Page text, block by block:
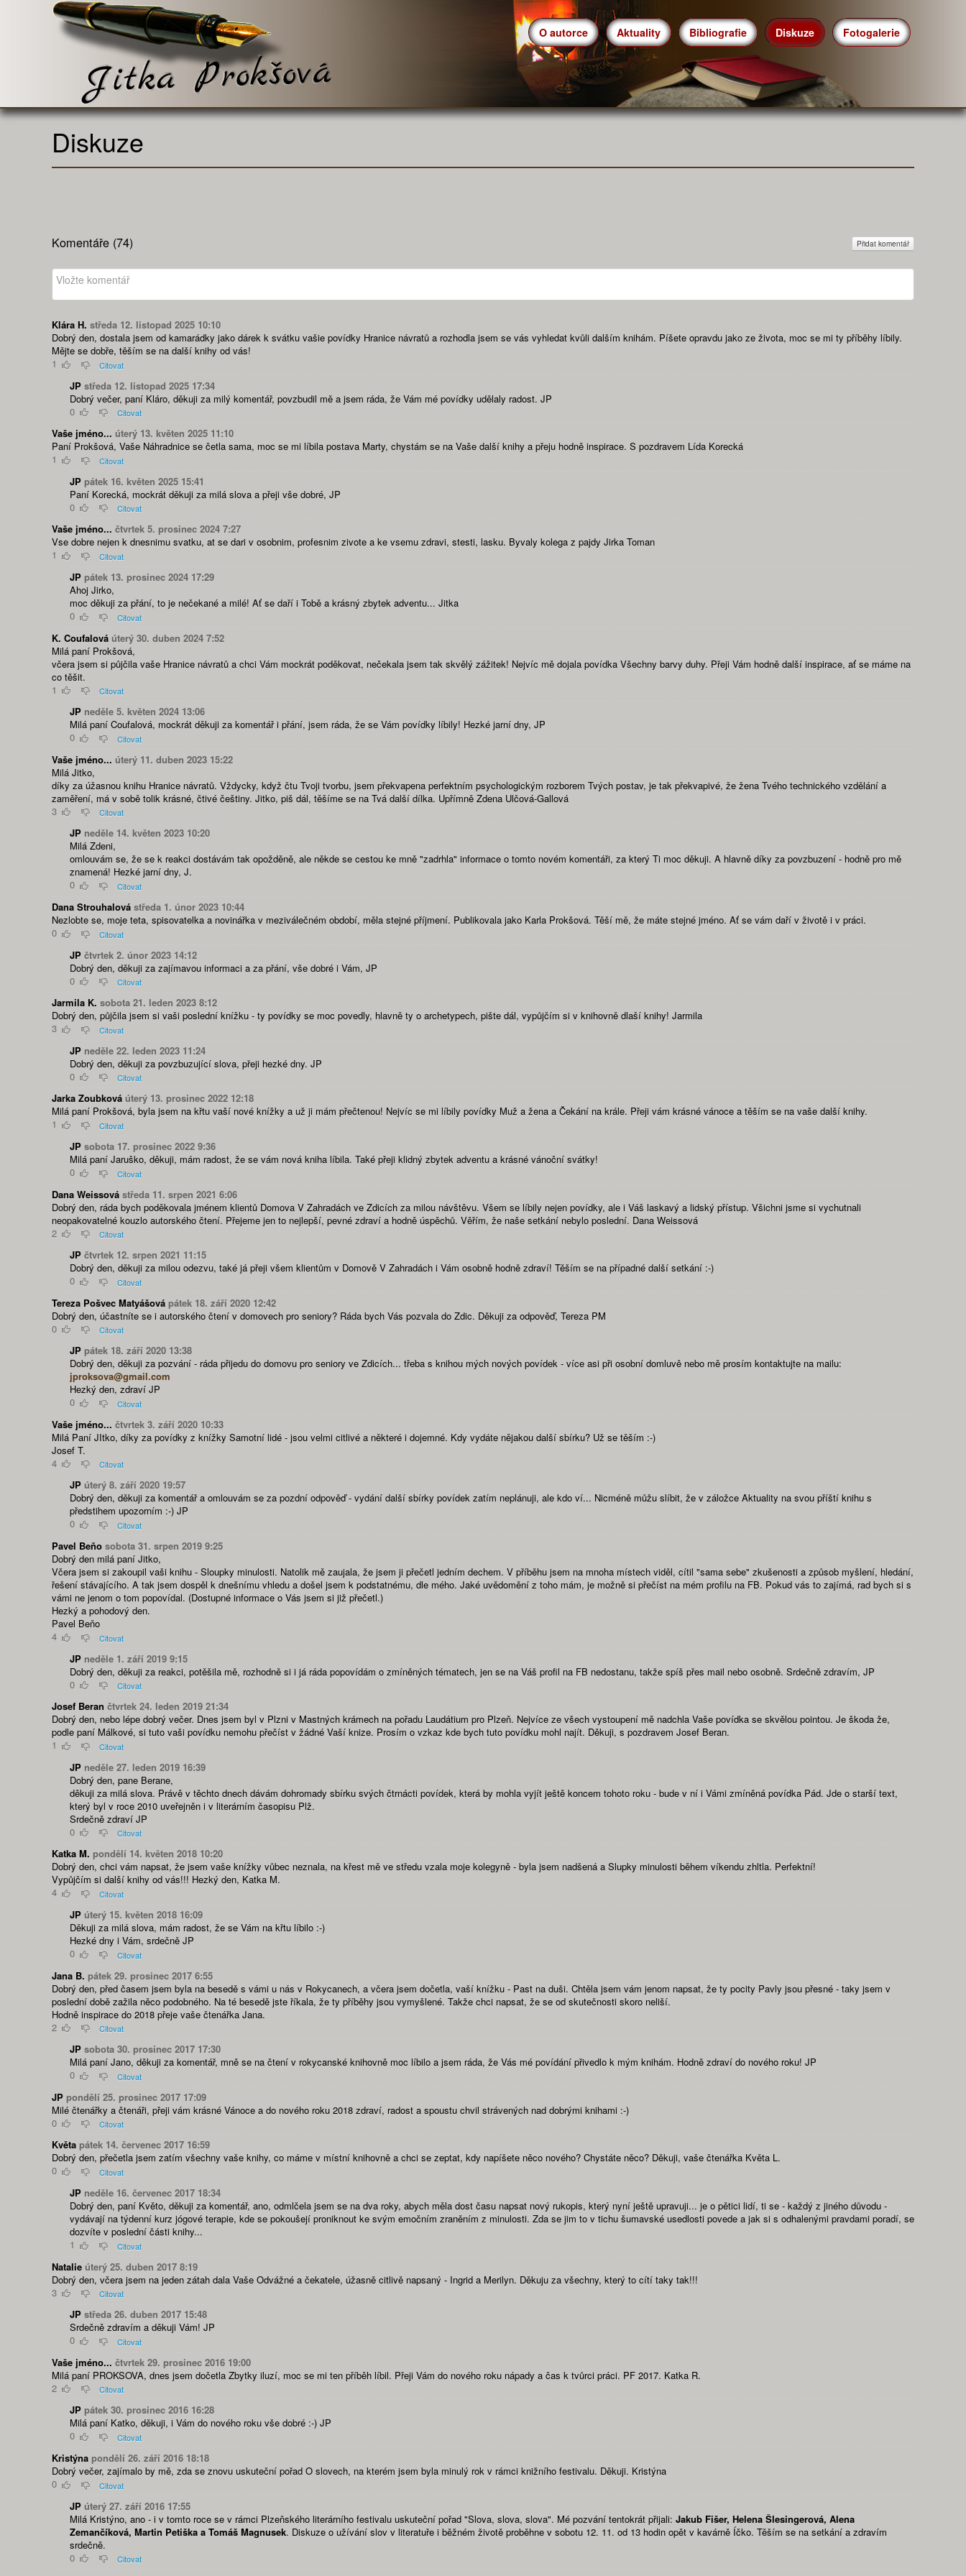
O autorce Aktuality Bibliografie Diskuze Fotogalerie
Diskuze
Komentáře (74) Přidat komentář
Klára H. středa 12. listopad 2025 10:10
Dobrý den, dostala jsem od kamarádky jako dárek k svátku vašie povídky Hranice návratů a rozhodla jsem se vás vyhledat kvůli dalším knihám. Píšete opravdu jako ze života, moc se mi ty příběhy líbily.
Mějte se dobře, těším se na další knihy od vás!
1
Citovat
JP středa 12. listopad 2025 17:34
Dobrý večer, paní Kláro, děkuji za milý komentář, povzbudil mě a jsem ráda, že Vám mé povídky udělaly radost. JP
0
Citovat
Vaše jméno... úterý 13. květen 2025 11:10
Paní Prokšová, Vaše Náhradnice se četla sama, moc se mi líbila postava Marty, chystám se na Vaše další knihy a přeju hodně inspirace. S pozdravem Lída Korecká
1
Citovat
JP pátek 16. květen 2025 15:41
Paní Korecká, mockrát děkuji za milá slova a přeji vše dobré, JP
0
Citovat
Vaše jméno... čtvrtek 5. prosinec 2024 7:27
Vse dobre nejen k dnesnimu svatku, at se dari v osobnim, profesnim zivote a ke vsemu zdravi, stesti, lasku. Byvaly kolega z pajdy Jirka Toman
1
Citovat
JP pátek 13. prosinec 2024 17:29
Ahoj Jirko,
moc děkuji za přání, to je nečekané a milé! Ať se daří i Tobě a krásný zbytek adventu... Jitka
0
Citovat
K. Coufalová úterý 30. duben 2024 7:52
Milá paní Prokšová,
včera jsem si půjčila vaše Hranice návratů a chci Vám mockrát poděkovat, nečekala jsem tak skvělý zážitek! Nejvíc mě dojala povídka Všechny barvy duhy. Přeji Vám hodně další inspirace, ať se máme na
co těšit.
1
Citovat
JP neděle 5. květen 2024 13:06
Milá paní Coufalová, mockrát děkuji za komentář i přání, jsem ráda, že se Vám povídky líbily! Hezké jarní dny, JP
0
Citovat
Vaše jméno... úterý 11. duben 2023 15:22
Milá Jitko,
díky za úžasnou knihu Hranice návratů. Vždycky, když čtu Tvoji tvorbu, jsem překvapena perfektním psychologickým rozborem Tvých postav, je tak překvapivé, že žena Tvého technického vzdělání a
zaměření, má v sobě tolik krásné, čtivé češtiny. Jitko, piš dál, těšíme se na Tvá další dílka. Upřímně Zdena Ulčová-Gallová
3
Citovat
JP neděle 14. květen 2023 10:20
Milá Zdeni,
omlouvám se, že se k reakci dostávám tak opožděně, ale někde se cestou ke mně "zadrhla" informace o tomto novém komentáři, za který Ti moc děkuji. A hlavně díky za povzbuzení - hodně pro mě
znamená! Hezké jarní dny, J.
0
Citovat
Dana Strouhalová středa 1. únor 2023 10:44
Nezlobte se, moje teta, spisovatelka a novinářka v meziválečném období, měla stejné příjmení. Publikovala jako Karla Prokšová. Těší mě, že máte stejné jméno. Ať se vám daří v životě i v práci.
0
Citovat
JP čtvrtek 2. únor 2023 14:12
Dobrý den, děkuji za zajímavou informaci a za přání, vše dobré i Vám, JP
0
Citovat
Jarmila K. sobota 21. leden 2023 8:12
Dobrý den, půjčila jsem si vaši poslední knížku - ty povídky se moc povedly, hlavně ty o archetypech, pište dál, vypůjčím si v knihovně dlaší knihy! Jarmila
3
Citovat
JP neděle 22. leden 2023 11:24
Dobrý den, děkuji za povzbuzující slova, přeji hezké dny. JP
0
Citovat
Jarka Zoubková úterý 13. prosinec 2022 12:18
Milá paní Prokšová, byla jsem na křtu vaší nové knížky a už ji mám přečtenou! Nejvíc se mi líbily povídky Muž a žena a Čekání na krále. Přeji vám krásné vánoce a těším se na vaše další knihy.
1
Citovat
JP sobota 17. prosinec 2022 9:36
Milá paní Jaruško, děkuji, mám radost, že se vám nová kniha líbila. Také přeji klidný zbytek adventu a krásné vánoční svátky!
0
Citovat
Dana Weissová středa 11. srpen 2021 6:06
Dobrý den, ráda bych poděkovala jménem klientů Domova V Zahradách ve Zdicích za milou návštěvu. Všem se líbily nejen povídky, ale i Váš laskavý a lidský přístup. Všichni jsme si vychutnali
neopakovatelné kouzlo autorského čtení. Přejeme jen to nejlepší, pevné zdraví a hodně úspěchů. Věřím, že naše setkání nebylo poslední. Dana Weissová
2
Citovat
JP čtvrtek 12. srpen 2021 11:15
Dobrý den, děkuji za milou odezvu, také já přeji všem klientům v Domově V Zahradách i Vám osobně hodně zdraví! Těším se na případné další setkání :-)
0
Citovat
Tereza Pošvec Matyášová pátek 18. září 2020 12:42
Dobrý den, účastníte se i autorského čtení v domovech pro seniory? Ráda bych Vás pozvala do Zdic. Děkuji za odpověď, Tereza PM
0
Citovat
JP pátek 18. září 2020 13:38
Dobrý den, děkuji za pozvání - ráda přijedu do domovu pro seniory ve Zdicích... třeba s knihou mých nových povídek - více asi při osobní domluvě nebo mě prosím kontaktujte na mailu:
jproksova@gmail.com
Hezký den, zdraví JP
0
Citovat
Vaše jméno... čtvrtek 3. září 2020 10:33
Milá Paní JItko, díky za povídky z knížky Samotní lidé - jsou velmi citlivé a některé i dojemné. Kdy vydáte nějakou další sbírku? Už se těším :-)
Josef T.
4
Citovat
JP úterý 8. září 2020 19:57
Dobrý den, děkuji za komentář a omlouvám se za pozdní odpověď - vydání další sbírky povídek zatím neplánuji, ale kdo ví... Nicméně můžu slíbit, že v záložce Aktuality na svou příští knihu s
předstihem upozorním :-) JP
0
Citovat
Pavel Beňo sobota 31. srpen 2019 9:25
Dobrý den milá paní Jitko,
Včera jsem si zakoupil vaši knihu - Sloupky minulosti. Natolik mě zaujala, že jsem ji přečetl jedním dechem. V příběhu jsem na mnoha místech viděl, cítil "sama sebe" zkušenosti a způsob myšlení, hledání,
řešení stávajícího. A tak jsem dospěl k dnešnímu vhledu a došel jsem k podstatnému, dle mého. Jaké uvědomění z toho mám, je možně si přečíst na mém profilu na FB. Pokud vás to zajímá, rad bych si s
vámi ne jenom o tom popovídal. (Dostupné informace o Vás jsem si již přečetl.)
Hezký a pohodový den.
Pavel Beňo
4
Citovat
JP neděle 1. září 2019 9:15
Dobrý den, děkuji za reakci, potěšila mě, rozhodně si i já ráda popovídám o zmíněných tématech, jen se na Váš profil na FB nedostanu, takže spíš přes mail nebo osobně. Srdečně zdravím, JP
0
Citovat
Josef Beran čtvrtek 24. leden 2019 21:34
Dobrý den, nebo lépe dobrý večer. Dnes jsem byl v Plzni v Mastných krámech na pořadu Laudátium pro Plzeň. Nejvíce ze všech vystoupení mě nadchla Vaše povídka se skvělou pointou. Je škoda že,
podle paní Málkové, si tuto vaši povídku nemohu přečíst v žádné Vaší knize. Prosím o vzkaz kde bych tuto povídku mohl najít. Děkuji, s pozdravem Josef Beran.
1
Citovat
JP neděle 27. leden 2019 16:39
Dobrý den, pane Berane,
děkuji za milá slova. Právě v těchto dnech dávám dohromady sbírku svých čtrnácti povídek, která by mohla vyjít ještě koncem tohoto roku - bude v ní i Vámi zmíněná povídka Pád. Jde o starší text,
který byl v roce 2010 uveřejněn i v literárním časopisu Plž.
Srdečně zdraví JP
0
Citovat
Katka M. pondělí 14. květen 2018 10:20
Dobrý den, chci vám napsat, že jsem vaše knížky vůbec neznala, na křest mě ve středu vzala moje kolegyně - byla jsem nadšená a Slupky minulosti během víkendu zhltla. Perfektní!
Vypůjčím si další knihy od vás!!! Hezký den, Katka M.
4
Citovat
JP úterý 15. květen 2018 16:09
Děkuji za milá slova, mám radost, že se Vám na křtu líbilo :-)
Hezké dny i Vám, srdečně JP
0
Citovat
Jana B. pátek 29. prosinec 2017 6:55
Dobrý den, před časem jsem byla na besedě s vámi u nás v Rokycanech, a včera jsem dočetla, vaší knížku - Past na duši. Chtěla jsem vám jenom napsat, že ty pocity Pavly jsou přesné - taky jsem v
poslední době zažila něco podobného. Na té besedě jste říkala, že ty příběhy jsou vymyšlené. Takže chci napsat, že se od skutečnosti skoro neliší.
Hodně inspirace do 2018 přeje vaše čtenářka Jana.
2
Citovat
JP sobota 30. prosinec 2017 17:30
Milá paní Jano, děkuji za komentář, mně se na čtení v rokycanské knihovně moc líbilo a jsem ráda, že Vás mé povídání přivedlo k mým knihám. Hodně zdraví do nového roku! JP
0
Citovat
JP pondělí 25. prosinec 2017 17:09
Milé čtenářky a čtenáři, přeji vám krásné Vánoce a do nového roku 2018 zdraví, radost a spoustu chvil strávených nad dobrými knihami :-)
0
Citovat
Květa pátek 14. červenec 2017 16:59
Dobrý den, přečetla jsem zatím všechny vaše knihy, co máme v místní knihovně a chci se zeptat, kdy napíšete něco nového? Chystáte něco? Děkuji, vaše čtenářka Květa L.
0
Citovat
JP neděle 16. červenec 2017 18:34
Dobrý den, paní Květo, děkuji za komentář, ano, odmlčela jsem se na dva roky, abych měla dost času napsat nový rukopis, který nyní ještě upravuji... je o pětici lidí, ti se - každý z jiného důvodu -
vydávají na týdenní kurz jógové terapie, kde se pokoušejí proniknout ke svým emočním zraněním z minulosti. Zda se jim to v tichu šumavské usedlosti povede a jak si s odhalenými pravdami poradí, se
dozvíte v poslední části knihy...
1
Citovat
Natalie úterý 25. duben 2017 8:19
Dobrý den, včera jsem na jeden zátah dala Vaše Odvážné a čekatele, úžasně citlivě napsaný - Ingrid a Merilyn. Děkuju za všechny, který to cítí taky tak!!!
3
Citovat
JP středa 26. duben 2017 15:48
Srdečně zdravím a děkuji Vám! JP
0
Citovat
Vaše jméno... čtvrtek 29. prosinec 2016 19:00
Milá paní PROKSOVA, dnes jsem dočetla Zbytky iluzí, moc se mi ten příběh líbil. Přeji Vám do nového roku nápady a čas k tvůrci práci. PF 2017. Katka R.
2
Citovat
JP pátek 30. prosinec 2016 16:28
Milá paní Katko, děkuji, i Vám do nového roku vše dobré :-) JP
0
Citovat
Kristýna pondělí 26. září 2016 18:18
Dobrý večer, zajímalo by mě, zda se znovu uskuteční pořad O slovech, na kterém jsem byla minulý rok v rámci knižního festivalu. Děkuji. Kristýna
0
Citovat
JP úterý 27. září 2016 17:55
Milá Kristýno, ano - i v tomto roce se v rámci Plzeňského literárního festivalu uskuteční pořad "Slova, slova, slova". Mé pozvání tentokrát přijali: Jakub Fišer, Helena Šlesingerová, Alena
Zemančíková, Martin Petiška a Tomáš Magnusek. Diskuze o užívání slov v literatuře i běžném životě proběhne v sobotu 12. 11. od 13 hodin opět v kavárně Íčko. Těším se na setkání a zdravím
srdečně.
0
Citovat